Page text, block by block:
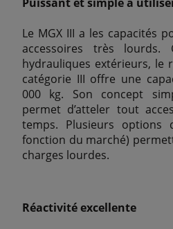
Le MGX III a les capacités
accessoires très
hydrauliques extérieurs, le
catégorie III offre une
000 kg. Son concept
permet d’atteler tout
temps. Plusieurs options
fonction du marché)
charges lourdes.
Réactivité excellente